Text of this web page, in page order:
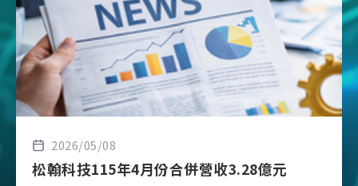
2026/05/08
松翰科技115年4月份合併營收3.28億元